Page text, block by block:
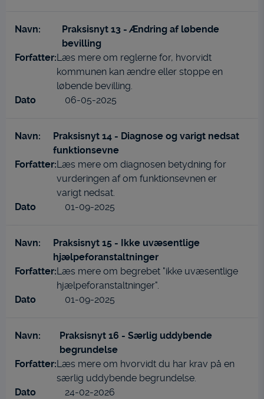
Praksisnyt 13 - Ændring af løbende
bevilling
Læs mere om reglerne for, hvorvidt
kommunen kan ændre eller stoppe en
løbende bevilling.
06-05-2025
Praksisnyt 14 - Diagnose og varigt nedsat
funktionsevne
Læs mere om diagnosen betydning for
vurderingen af om funktionsevnen er
varigt nedsat.
01-09-2025
Praksisnyt 15 - Ikke uvæsentlige
hjælpeforanstaltninger
Læs mere om begrebet "ikke uvæsentlige
hjælpeforanstaltninger".
01-09-2025
Praksisnyt 16 - Særlig uddybende
begrundelse
Læs mere om hvorvidt du har krav på en
særlig uddybende begrundelse.
24-02-2026